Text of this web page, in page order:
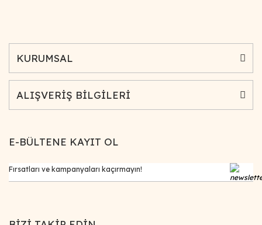
KURUMSAL
ALIŞVERİŞ BİLGİLERİ
E-BÜLTENE KAYIT OL